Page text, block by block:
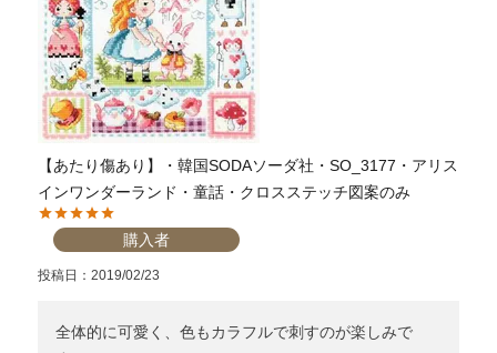
【あたり傷あり】・韓国SODAソーダ社・SO_3177・アリス
インワンダーランド・童話・クロスステッチ図案のみ
購入者
投稿日 2019/02/23
全体的に可愛く、色もカラフルで刺すのが楽しみで